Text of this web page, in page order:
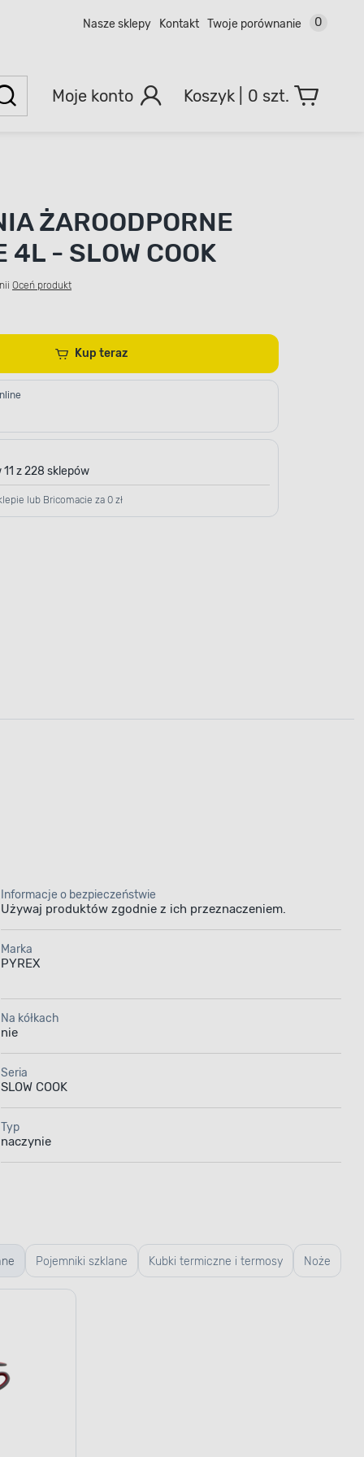
Nasze sklepy Kontakt Twoje porównanie 0
Moje konto 0 szt.
ŻAROODPORNE
4L - SLOW COOK
Oceń produkt
Kup teraz
z 228 sklepów
lub Bricomacie za 0 zł
Informacje o bezpieczeństwie
Używaj produktów zgodnie z ich przeznaczeniem.
Marka
PYREX
Na kółkach
nie
Seria
SLOW COOK
Typ
naczynie
Pojemniki szklane Kubki termiczne i termosy Noże